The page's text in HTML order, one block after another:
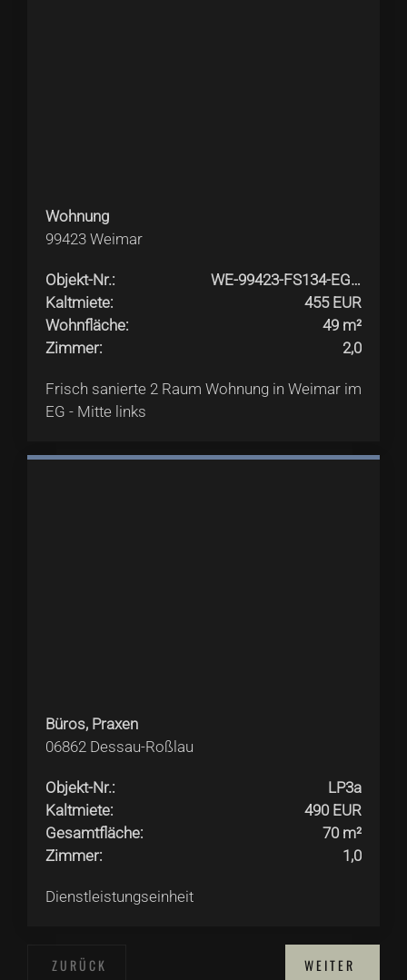
Wohnung
99423 Weimar
Objekt-Nr.:
WE-99423-FS134-EG-Mittelinks
Kaltmiete:
455 EUR
Wohnfläche:
49 m²
Zimmer: 2,0
Frisch sanierte 2 Raum Wohnung in Weimar im
EG - Mitte links
Büros, Praxen
06862 Dessau-Roßlau
Objekt-Nr.:
LP3a
Kaltmiete:
490 EUR
Gesamtfläche:
70 m²
Zimmer: 1,0
Dienstleistungseinheit
ZURÜCK WEITER